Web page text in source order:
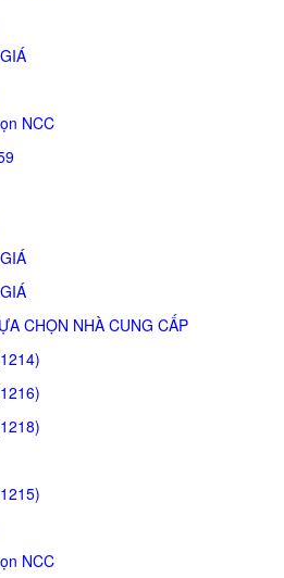
NCC
CHỌN NHÀ CUNG CẤP
NCC